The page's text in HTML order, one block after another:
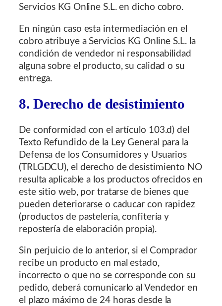
Servicios KG Online S.L. en dicho cobro.
En ningún caso esta intermediación en el
cobro atribuye a Servicios KG Online S.L. la
condición de vendedor ni responsabilidad
alguna sobre el producto, su calidad o su
entrega.
8. Derecho de desistimiento
De conformidad con el artículo 103.d) del
Texto Refundido de la Ley General para la
Defensa de los Consumidores y Usuarios
(TRLGDCU), el derecho de desistimiento NO
resulta aplicable a los productos ofrecidos en
este sitio web, por tratarse de bienes que
pueden deteriorarse o caducar con rapidez
(productos de pastelería, confitería y
repostería de elaboración propia).
Sin perjuicio de lo anterior, si el Comprador
recibe un producto en mal estado,
incorrecto o que no se corresponde con su
pedido, deberá comunicarlo al Vendedor en
el plazo máximo de 24 horas desde la